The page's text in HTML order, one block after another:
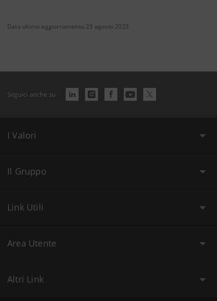
Data ultimo aggiornamento 23 agosto 2023
Seguici anche su
I Valori
Il Gruppo
Link Utili
Area Utente
Altri Link